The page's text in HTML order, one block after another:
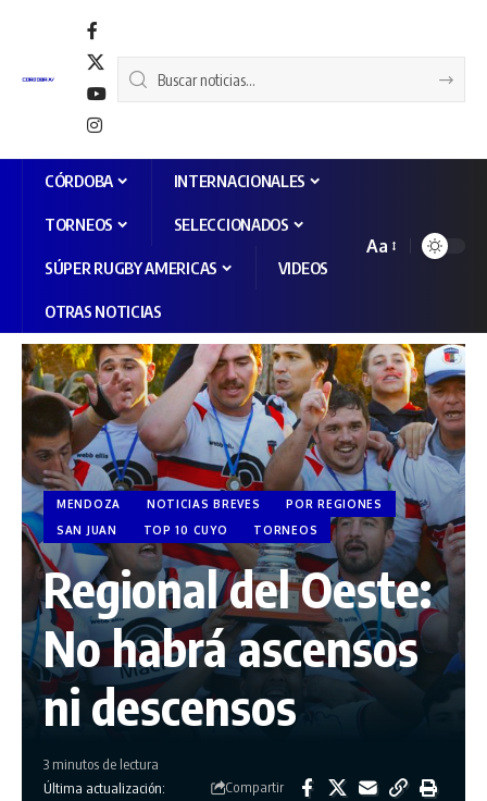
CÓRDOBA INTERNACIONALES
TORNEOS SELECCIONADOS
SÚPER RUGBY AMERICAS VIDEOS
OTRAS NOTICIAS
Aa
MENDOZA NOTICIAS BREVES
POR REGIONES
SAN JUAN
TOP 10 CUYO TORNEOS
Regional del Oeste:
No habrá ascensos
ni descensos
Última actualización:
3 minutos de lectura
Compartir